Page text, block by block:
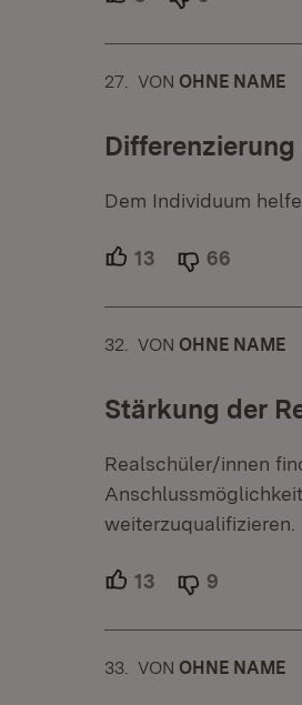
27. KOMMENTAR
VON :OHNE NAME
Dem Individuum
13 Unterstützer.
66
32. KOMMENTAR
VON :OHNE NAME
Stärkung der
Realschüler/innen
weiterzuqualifizieren.
13 Unterstützer.
9
33. KOMMENTAR
VON :OHNE NAME